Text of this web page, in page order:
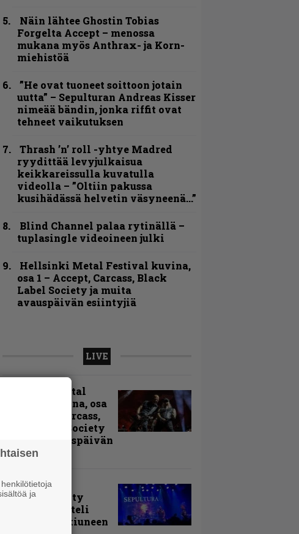
Näin lähtee Ghostin Tobias
Forgelta Accept – menossa
mukana myös Anthrax- ja Korn-
miehistöä
”He ovat tuoneet soittoon jotain
uutta” – Sepulturan Andreas Kisser
nimeää bändin, jonka riffit ovat
tehneet vaikutuksen
Thrash ’n’ roll -yhtye Madred
ryydittää levyjulkaisua
keikkareissulla kuvatulla
videolla – ”Oltiin pakussa
kusihädässä helvetin väsyneenä…”
Blind Channel palaa rytinällä –
tuplasingle videoineen julki
Hellsinki Metal Festival kuvina,
osa 1 – Accept, Carcass, Black
Label Society ja muita
avauspäivän esiintyjiä
LIVE
Hellsinki Metal
Festival kuvina, osa
1 – Accept, Carcass,
Black Label Society
ja muita avauspäivän
esiintyjiä
Livearvio:
Loppuunmyyty
Tavastia saatteli
Sepulturan ikiuneen
ja